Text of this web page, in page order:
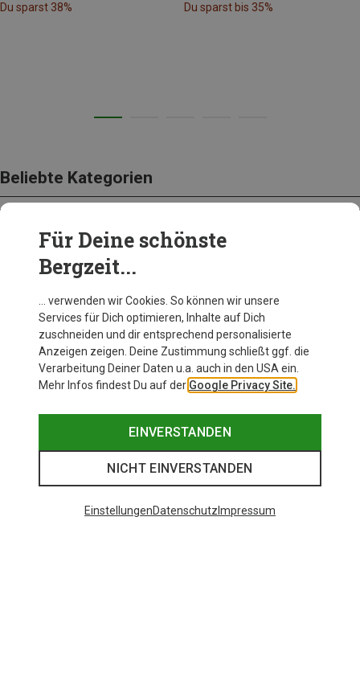
Du sparst 38% Du sparst bis 35%
Beliebte Kategorien
BEKLEIDUNG
Für Deine schönste
Bergzeit...
… verwenden wir Cookies. So können wir unsere
Services für Dich optimieren, Inhalte auf Dich
zuschneiden und dir entsprechend personalisierte
Anzeigen zeigen. Deine Zustimmung schließt ggf. die
Verarbeitung Deiner Daten u.a. auch in den USA ein.
Mehr Infos findest Du auf der Google Privacy Site.
EINVERSTANDEN
NICHT EINVERSTANDEN
EinstellungenDatenschutz Impressum